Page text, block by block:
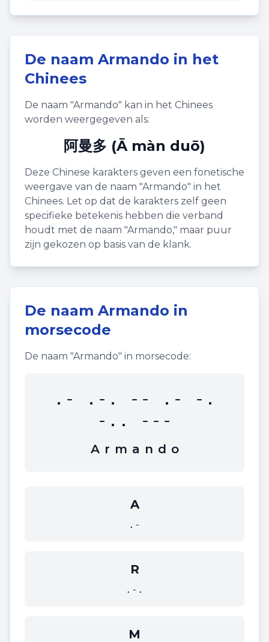
De naam Armando in het
Chinees
De naam "Armando" kan in het Chinees
worden weergegeven als:
阿曼多 (Ā màn duō)
Deze Chinese karakters geven een fonetische
weergave van de naam "Armando" in het
Chinees. Let op dat de karakters zelf geen
specifieke betekenis hebben die verband
houdt met de naam "Armando," maar puur
zijn gekozen op basis van de klank.
De naam Armando in
morsecode
De naam "Armando" in morsecode:
.- .-. -- .- -.
-.. ---
A r m a n d o
A
.-
R
.-.
M